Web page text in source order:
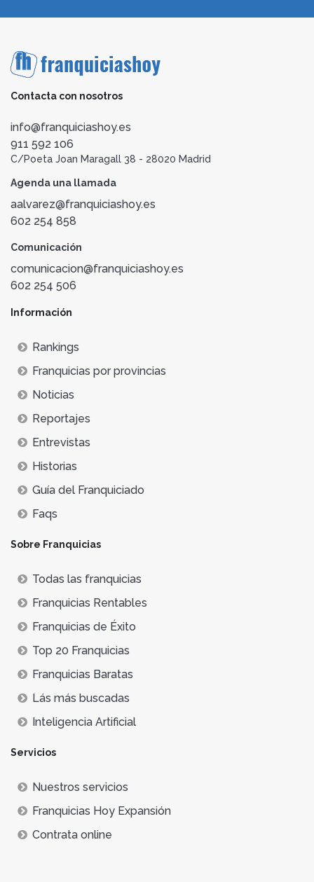
Contacta con nosotros
info@franquiciashoy.es
911 592 106
C/Poeta Joan Maragall 38 - 28020 Madrid
Agenda una llamada
aalvarez@franquiciashoy.es
602 254 858
Comunicación
comunicacion@franquiciashoy.es
602 254 506
Información
Rankings
Franquicias por provincias
Noticias
Reportajes
Entrevistas
Historias
Guía del Franquiciado
Faqs
Sobre Franquicias
Todas las franquicias
Franquicias Rentables
Franquicias de Éxito
Top 20 Franquicias
Franquicias Baratas
Lás más buscadas
Inteligencia Artificial
Servicios
Nuestros servicios
Franquicias Hoy Expansión
Contrata online